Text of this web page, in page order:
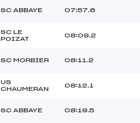
SC ABBAYE 07:57.6
SC LE
POIZAT
08:09.2
SC MORBIER 08:11.2
US
CHAUMERAN
08:12.1
SC ABBAYE 08:19.5